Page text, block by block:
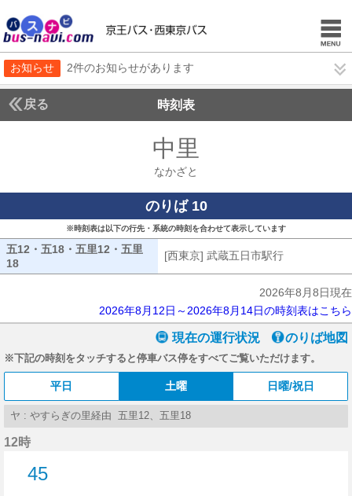
お知らせ 2件のお知らせがあります
戻る 時刻表
中里
なかざと
のりば 10
※時刻表は以下の行先・系統の時刻を合わせて表示しています
五12・五18・五里12・五里
18 五12・五18・五里12・五里18
[西東京] 武蔵五日市駅行
2026年8月8日現在
2026年8月12日～2026年8月14日の時刻表はこちら
現在の運行状況 のりば地図
※下記の時刻をタッチすると停車バス停をすべてご覧いただけます。
平日 土曜 日曜/祝日
ヤ : やすらぎの里経由 五里12、五里18
12時
45